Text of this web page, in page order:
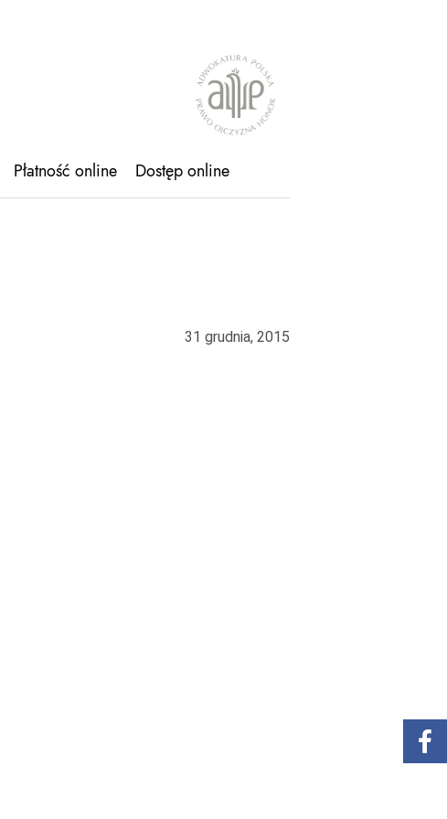
Płatność online Dostęp online
31 grudnia, 2015